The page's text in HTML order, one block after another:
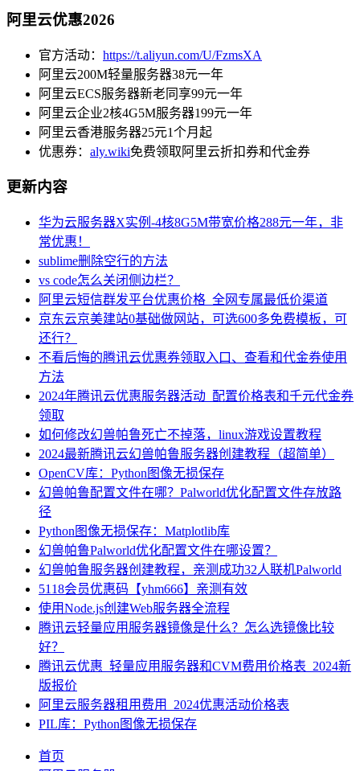
阿里云优惠2026
官方活动： https://t.aliyun.com/U/FzmsXA
阿里云200M轻量服务器38元一年
阿里云ECS服务器新老同享99元一年
阿里云企业2核4G5M服务器199元一年
阿里云香港服务器25元1个月起
优惠券： aly.wiki免费领取阿里云折扣券和代金券
更新内容
华为云服务器X实例-4核8G5M带宽价格288元一年，非
常优惠！
sublime删除空行的方法
vs code怎么关闭侧边栏？
阿里云短信群发平台优惠价格_全网专属最低价渠道
京东云京美建站0基础做网站，可选600多免费模板，可
还行？
不看后悔的腾讯云优惠券领取入口、查看和代金券使用
方法
2024年腾讯云优惠服务器活动_配置价格表和千元代金券
领取
如何修改幻兽帕鲁死亡不掉落，linux游戏设置教程
2024最新腾讯云幻兽帕鲁服务器创建教程（超简单）
OpenCV库：Python图像无损保存
幻兽帕鲁配置文件在哪？Palworld优化配置文件存放路
径
Python图像无损保存：Matplotlib库
幻兽帕鲁Palworld优化配置文件在哪设置？
幻兽帕鲁服务器创建教程，亲测成功32人联机Palworld
5118会员优惠码【yhm666】亲测有效
使用Node.js创建Web服务器全流程
腾讯云轻量应用服务器镜像是什么？怎么选镜像比较
好？
腾讯云优惠_轻量应用服务器和CVM费用价格表_2024新
版报价
阿里云服务器租用费用_2024优惠活动价格表
PIL库：Python图像无损保存
首页